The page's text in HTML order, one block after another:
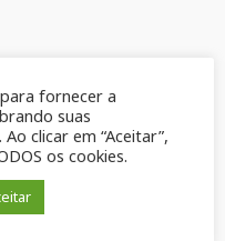
fornecer a
suas
clicar em “Aceitar”,
os cookies.